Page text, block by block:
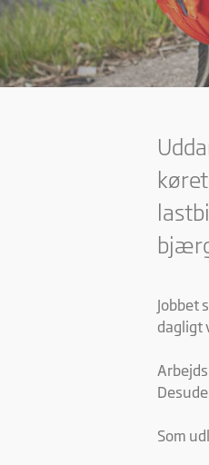
Jobbet
dagligt
Som